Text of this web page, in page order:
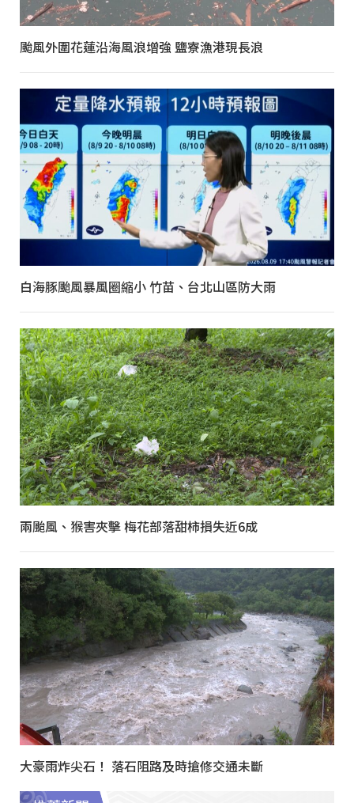
颱風外圍花蓮沿海風浪增強 鹽寮漁港現長浪
白海豚颱風暴風圈縮小 竹苗、台北山區防大雨
兩颱風、猴害夾擊 梅花部落甜柿損失近6成
大豪雨炸尖石！ 落石阻路及時搶修交通未斷